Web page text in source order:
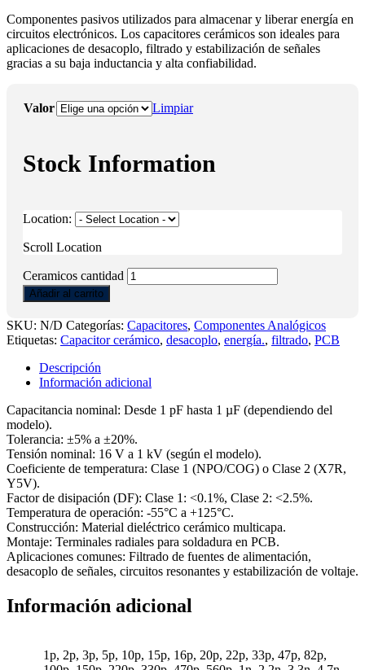
Componentes pasivos utilizados para almacenar y liberar energía en
circuitos electrónicos. Los capacitores cerámicos son ideales para
aplicaciones de desacoplo, filtrado y estabilización de señales
gracias a su baja inductancia y alta confiabilidad.
Valor Limpiar
Stock Information
Location:
Scroll Location
Ceramicos cantidad
Añadir al carrito
SKU: N/D Categorías: Capacitores, Componentes Analógicos
Etiquetas: Capacitor cerámico, desacoplo, energía., filtrado, PCB
Descripción
Información adicional
Capacitancia nominal: Desde 1 pF hasta 1 µF (dependiendo del
modelo).
Tolerancia: ±5% a ±20%.
Tensión nominal: 16 V a 1 kV (según el modelo).
Coeficiente de temperatura: Clase 1 (NPO/COG) o Clase 2 (X7R,
Y5V).
Factor de disipación (DF): Clase 1: <0.1%, Clase 2: <2.5%.
Temperatura de operación: -55°C a +125°C.
Construcción: Material dieléctrico cerámico multicapa.
Montaje: Terminales radiales para soldadura en PCB.
Aplicaciones comunes: Filtrado de fuentes de alimentación,
desacoplo de señales, circuitos resonantes y estabilización de voltaje.
Información adicional
1p, 2p, 3p, 5p, 10p, 15p, 16p, 20p, 22p, 33p, 47p, 82p,